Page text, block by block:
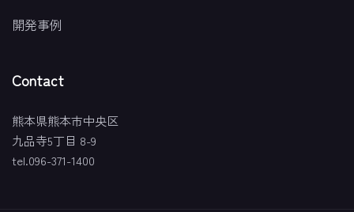
開発事例
Contact
熊本県熊本市中央区
九品寺5丁目 8-9
tel.096-371-1400